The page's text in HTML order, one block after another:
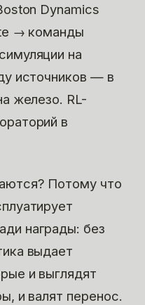
Dynamics
→ команды
на
источников — в
железо. RL-
в
Потому что
награды: без
выдает
и выглядят
и валят перенос.